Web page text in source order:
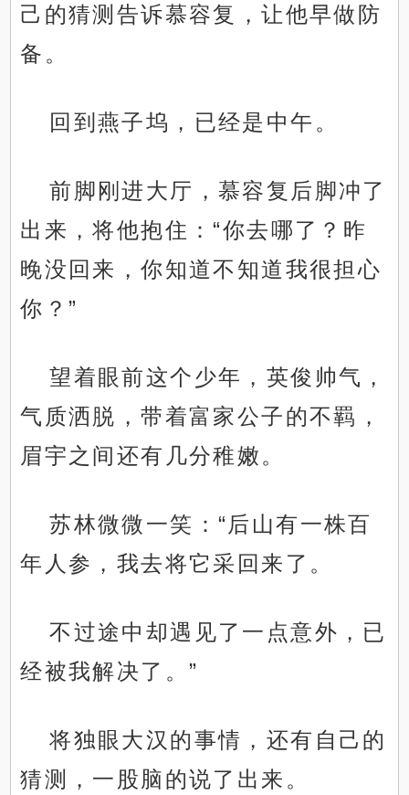
己的猜测告诉慕容复，让他早做防
备。
回到燕子坞，已经是中午。
前脚刚进大厅，慕容复后脚冲了
出来，将他抱住：“你去哪了？昨
晚没回来，你知道不知道我很担心
你？”
望着眼前这个少年，英俊帅气，
气质洒脱，带着富家公子的不羁，
眉宇之间还有几分稚嫩。
苏林微微一笑：“后山有一株百
年人参，我去将它采回来了。
不过途中却遇见了一点意外，已
经被我解决了。”
将独眼大汉的事情，还有自己的
猜测，一股脑的说了出来。